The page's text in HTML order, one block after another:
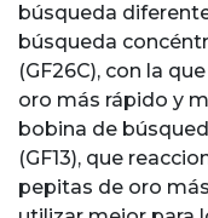
búsqueda
búsqueda
(GF26C), con la
oro más rápido y
bobina de
(GF13), que
pepitas de oro